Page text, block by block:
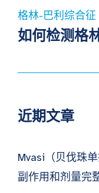
格林-巴利综合征
如何检测格
近期文章
Mvasi（贝伐珠
副作用和剂量完